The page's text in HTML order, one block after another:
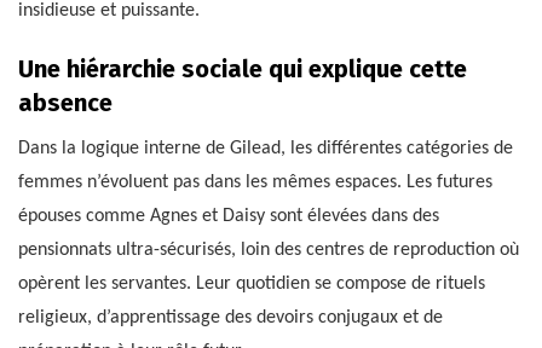
insidieuse et puissante.
Une hiérarchie sociale qui explique cette
absence
Dans la logique interne de Gilead, les différentes catégories de
femmes n’évoluent pas dans les mêmes espaces. Les futures
épouses comme Agnes et Daisy sont élevées dans des
pensionnats ultra-sécurisés, loin des centres de reproduction où
opèrent les servantes. Leur quotidien se compose de rituels
religieux, d’apprentissage des devoirs conjugaux et de